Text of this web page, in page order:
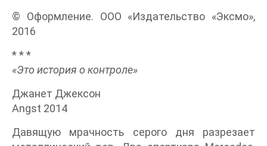
© Оформление. ООО «Издательство «Эксмо»,
2016
* * *
«Это история о контроле»
Джанет Джексон
Angst 2014
Давящую мрачность серого дня разрезает